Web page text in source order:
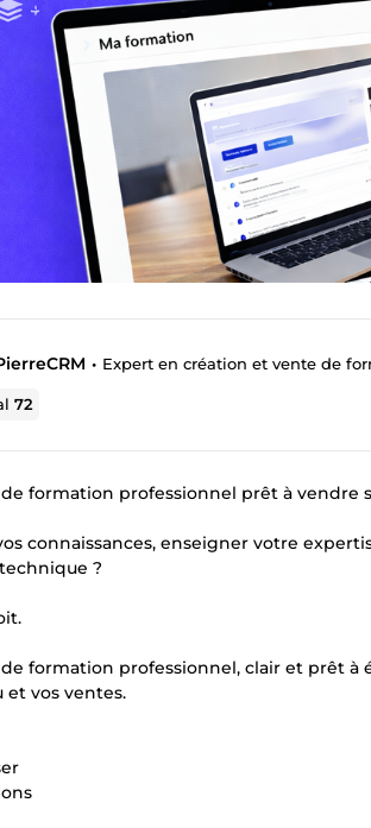
• Expert en création et vente de
72
formation professionnel prêt à vendre
connaissances, enseigner votre
?
formation professionnel, clair et prêt à
et vos ventes.